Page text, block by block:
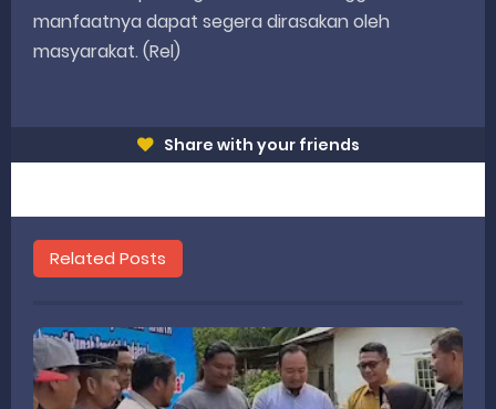
manfaatnya dapat segera dirasakan oleh
masyarakat. (Rel)
Share with your friends
Related Posts